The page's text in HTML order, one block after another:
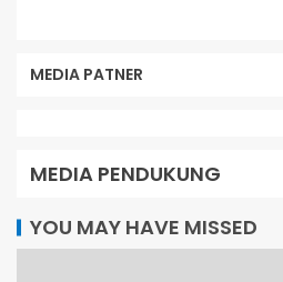
MEDIA PATNER
MEDIA PENDUKUNG
YOU MAY HAVE MISSED